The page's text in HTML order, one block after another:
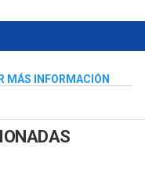
MÁS INFORMACIÓN